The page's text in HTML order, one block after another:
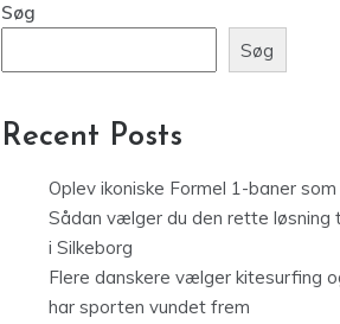
Søg
Søg
Recent Posts
Oplev ikoniske Formel 1-baner
Sådan vælger du den rette løsning
i Silkeborg
Flere danskere vælger kitesurfing
har sporten vundet frem